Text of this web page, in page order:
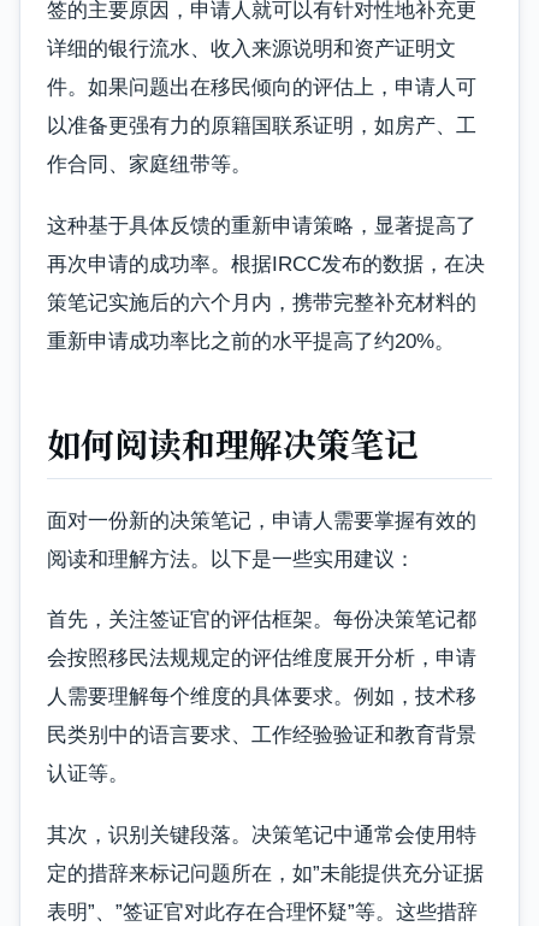
签的主要原因，申请人就可以有针对性地补充更
详细的银行流水、收入来源说明和资产证明文
件。如果问题出在移民倾向的评估上，申请人可
以准备更强有力的原籍国联系证明，如房产、工
作合同、家庭纽带等。
这种基于具体反馈的重新申请策略，显著提高了
再次申请的成功率。根据IRCC发布的数据，在决
策笔记实施后的六个月内，携带完整补充材料的
重新申请成功率比之前的水平提高了约20%。
如何阅读和理解决策笔记
面对一份新的决策笔记，申请人需要掌握有效的
阅读和理解方法。以下是一些实用建议：
首先，关注签证官的评估框架。每份决策笔记都
会按照移民法规规定的评估维度展开分析，申请
人需要理解每个维度的具体要求。例如，技术移
民类别中的语言要求、工作经验验证和教育背景
认证等。
其次，识别关键段落。决策笔记中通常会使用特
定的措辞来标记问题所在，如”未能提供充分证据
表明”、”签证官对此存在合理怀疑”等。这些措辞